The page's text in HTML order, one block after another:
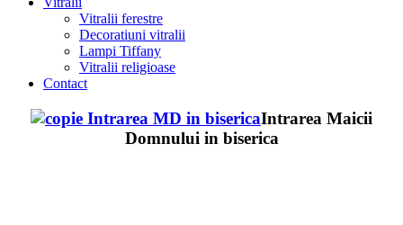
Vitralii ferestre
Decoratiuni vitralii
Lampi Tiffany
Vitralii religioase
Contact
Intrarea Maicii
Domnului in biserica